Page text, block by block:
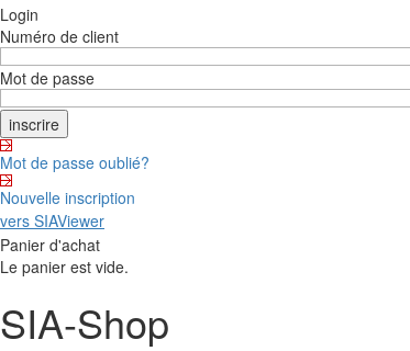
Login
Numéro de client
Mot de passe
Mot de passe oublié?
Nouvelle inscription
vers SIAViewer
Panier d'achat
Le panier est vide.
SIA-Shop